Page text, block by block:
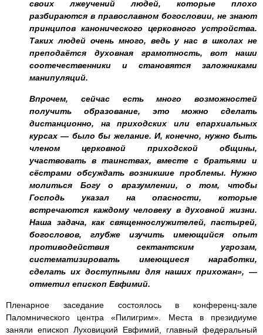
своих лжеучений людей, которые плохо
разбираются в православном богословии, не знают
принципов канонического церковного устройства.
Таких людей очень много, ведь у нас в школах не
преподаётся духовная грамотность, вот наши
соотечественники и становятся заложниками
манипуляций.
Впрочем, сейчас есть много возможностей
получить образование, это можно сделать
дистанционно, на приходских или епархиальных
курсах — было бы желание. И, конечно, нужно быть
членом церковной приходской общины,
участвовать в таинствах, вместе с братьями и
сёстрами обсуждать возникшие проблемы. Нужно
молиться Богу о вразумлении, о том, чтобы
Господь указал на опасности, которые
встречаются каждому человеку в духовной жизни.
Наша задача, как священнослужителей, пастырей,
богословов, глубже изучить имеющийся опыт
противодействия сектантским угрозам,
систематизировать имеющиеся наработки,
сделать их доступными для наших прихожан», —
отметил епископ Евфимий.
Пленарное заседание состоялось в конференц-зале
Паломнического центра «Пилигрим». Места в президиуме
заняли епископ Луховицкий Евфимий, главный федеральный